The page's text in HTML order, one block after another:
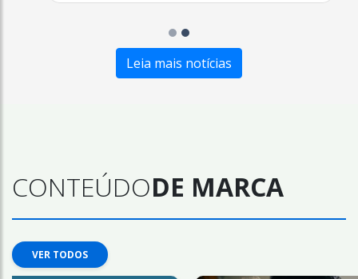
Leia mais notícias
CONTEÚDODE MARCA
VER TODOS